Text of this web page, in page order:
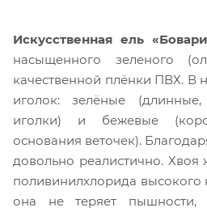
Искусственная ель
насыщенного зеленого
качественной плёнки ПВХ. В
иголок: зелёные
иголки) и бежевые
основания веточек).
довольно реалистично. Хвоя
поливинилхлорида высокого
она не теряет